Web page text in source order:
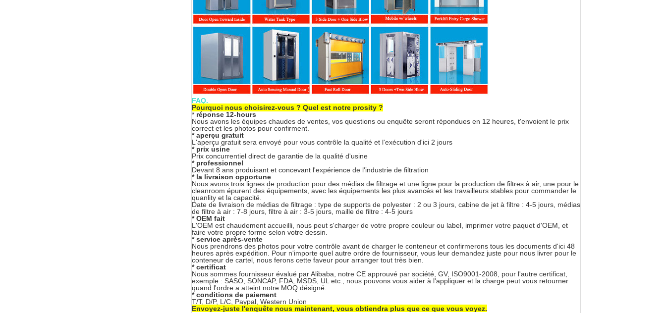
FAQ.
Pourquoi nous choisirez-vous ? Quel est notre prosity ?
* réponse 12-hours
Nous avons les équipes chaudes de ventes, vos questions ou enquête seront répondues en 12 heures, t'envoient le prix
correct et les photos pour confirment.
* aperçu gratuit
L'aperçu gratuit sera envoyé pour vous contrôle la qualité et l'exécution d'ici 2 jours
* prix usine
Prix concurrentiel direct de garantie de la qualité d'usine
* professionnel
Devant 8 ans produisant et concevant l'expérience de l'industrie de filtration
* la livraison opportune
Nous avons trois lignes de production pour des médias de filtrage et une ligne pour la production de filtres à air, une pour le
cleanroom épurent des équipements, avec les équipements les plus avancés et les travailleurs stables pour commander le
quanlity et la capacité.
Date de livraison de médias de filtrage : type de supports de polyester : 2 ou 3 jours, cabine de jet à filtre : 4-5 jours, médias
de filtre à air : 7-8 jours, filtre à air : 3-5 jours, maille de filtre : 4-5 jours
* OEM fait
L'OEM est chaudement accueilli, nous peut s'charger de votre propre couleur ou label, imprimer votre paquet d'OEM, et
faire votre propre forme selon votre dessin.
* service après-vente
Nous prendrons des photos pour votre contrôle avant de charger le conteneur et confirmerons tous les documents d'ici 48
heures après expédition. Pour n'importe quel autre ordre de fournisseur, vous leur demandez juste pour nous livrer pour le
conteneur de cartel, nous ferons cette faveur pour arranger tout très bien.
* certificat
Nous sommes fournisseur évalué par Alibaba, notre CE approuvé par société, GV, ISO9001-2008, pour l'autre certificat,
exemple : SASO, SONCAP, FDA, MSDS, UL etc., nous pouvons vous aider à l'appliquer et la charge peut vous retourner
quand l'ordre a atteint notre MOQ désigné.
* conditions de paiement
T/T, D/P, L/C, Paypal, Western Union
Envoyez-juste l'enquête nous maintenant, vous obtiendra plus que ce que vous voyez.